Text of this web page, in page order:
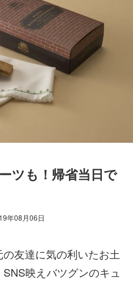
ツも！帰省当日で
年08月06日
友達に気の利いたお土
映えバツグンのキュ